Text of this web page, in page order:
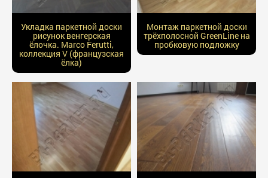
Укладка паркетной доски
рисунок венгерская
ёлочка. Marco Ferutti,
коллекция V (французская
ёлка)
Монтаж паркетной доски
трёхполосной GreenLine на
пробковую подложку